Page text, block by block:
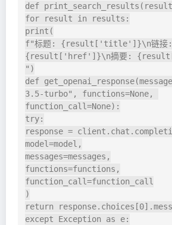
def
for result in results:
print(
f"标题: {result['title']}\n链接:
{result['href']}\n摘要:
")
def
3.5-turbo", functions=None,
function_call=None):
try:
response =
model=model,
messages=messages,
functions=functions,
function_call=function_call
)
return
except Exception as e: